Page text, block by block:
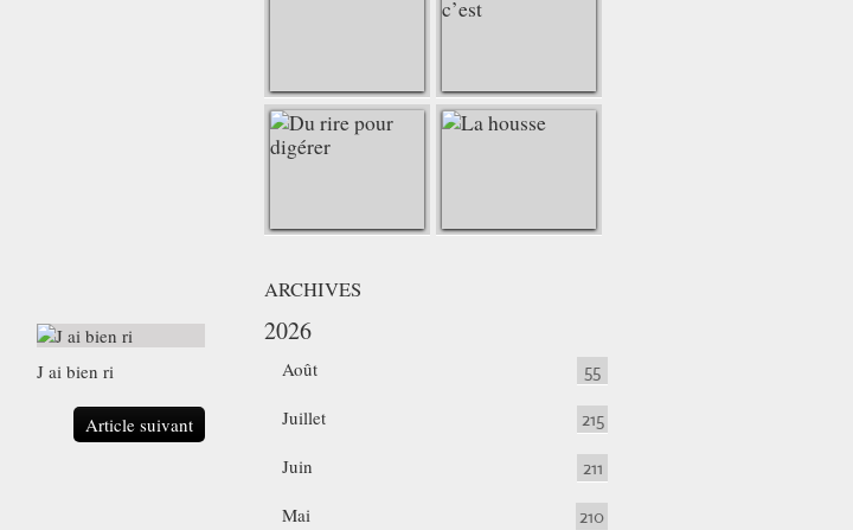
J ai bien ri
Article suivant
ARCHIVES
2026
Août 55
Juillet 215
Juin 211
Mai 210